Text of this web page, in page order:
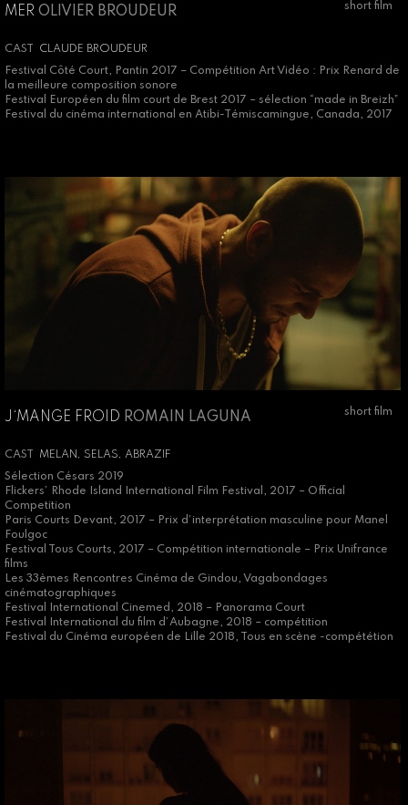
MER OLIVIER BROUDEUR short film
CAST
CLAUDE BROUDEUR
Festival Côté Court, Pantin 2017 – Compétition Art Vidéo : Prix Renard de
la meilleure composition sonore
Festival Européen du film court de Brest 2017 – sélection “made in Breizh”
Festival du cinéma international en Atibi-Témiscamingue, Canada, 2017
J‘MANGE FROID ROMAIN LAGUNA short film
CAST
MELAN, SELAS, ABRAZIF
Sélection Césars 2019
Flickers’ Rhode Island International Film Festival, 2017 – Official
Competition
Paris Courts Devant, 2017 – Prix d’interprétation masculine pour Manel
Foulgoc
Festival Tous Courts, 2017 – Compétition internationale – Prix Unifrance
films
Les 33èmes Rencontres Cinéma de Gindou, Vagabondages
cinématographiques
Festival International Cinemed, 2018 – Panorama Court
Festival International du film d’Aubagne, 2018 – compétition
Festival du Cinéma européen de Lille 2018, Tous en scène -compététion